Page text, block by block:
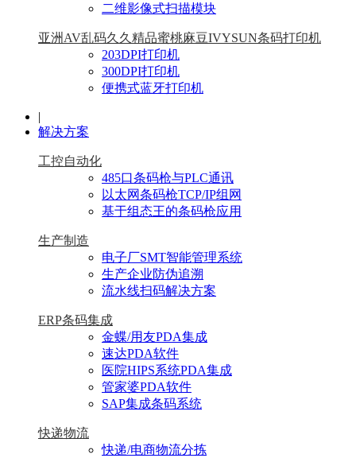
二维影像式扫描模块
亚洲AV乱码久久精品蜜桃麻豆IVYSUN条码打印机
203DPI打印机
300DPI打印机
便携式蓝牙打印机
|
解决方案
工控自动化
485口条码枪与PLC通讯
以太网条码枪TCP/IP组网
基于组态王的条码枪应用
生产制造
电子厂SMT智能管理系统
生产企业防伪追溯
流水线扫码解决方案
ERP条码集成
金蝶/用友PDA集成
速达PDA软件
医院HIPS系统PDA集成
管家婆PDA软件
SAP集成条码系统
快递物流
快递/电商物流分拣